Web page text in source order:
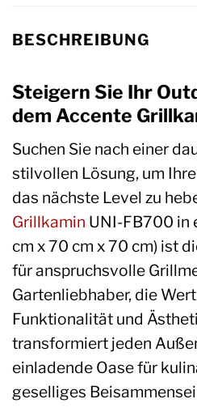
BESCHREIBUNG
Steigern Sie Ihr
dem Accente
Suchen Sie nach einer
stilvollen Lösung, um
das nächste Level zu
Grillkamin UNI-FB700 in
cm x 70 cm x 70 cm) ist
für anspruchsvolle
Gartenliebhaber, die
Funktionalität und
transformiert jeden
einladende Oase für
geselliges